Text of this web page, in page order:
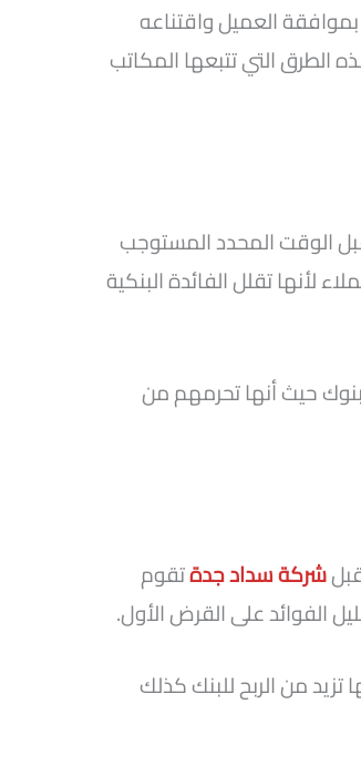
العميل واقتناعه
الطرق التي تتبعها المكاتب
الوقت المحدد المستوجب
لأنها تقلل الفائدة البنكية
حيث أنها تحرمهم من
شركة سداد جدةتقوم
الفوائد على القرض الأول.
من الربح للبنك كذلك